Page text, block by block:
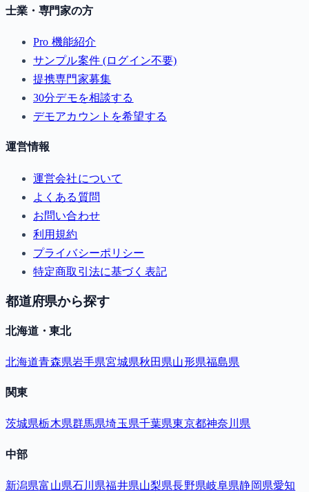
士業・専門家の方
Pro 機能紹介
サンプル案件 (ログイン不要)
提携専門家募集
30分デモを相談する
デモアカウントを希望する
運営情報
運営会社について
よくある質問
お問い合わせ
利用規約
プライバシーポリシー
特定商取引法に基づく表記
都道府県から探す
北海道・東北
北海道青森県岩手県宮城県秋田県山形県福島県
関東
茨城県栃木県群馬県埼玉県千葉県東京都神奈川県
中部
新潟県富山県石川県福井県山梨県長野県岐阜県静岡県愛知